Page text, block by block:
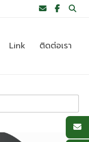
Link ติดต่อเรา